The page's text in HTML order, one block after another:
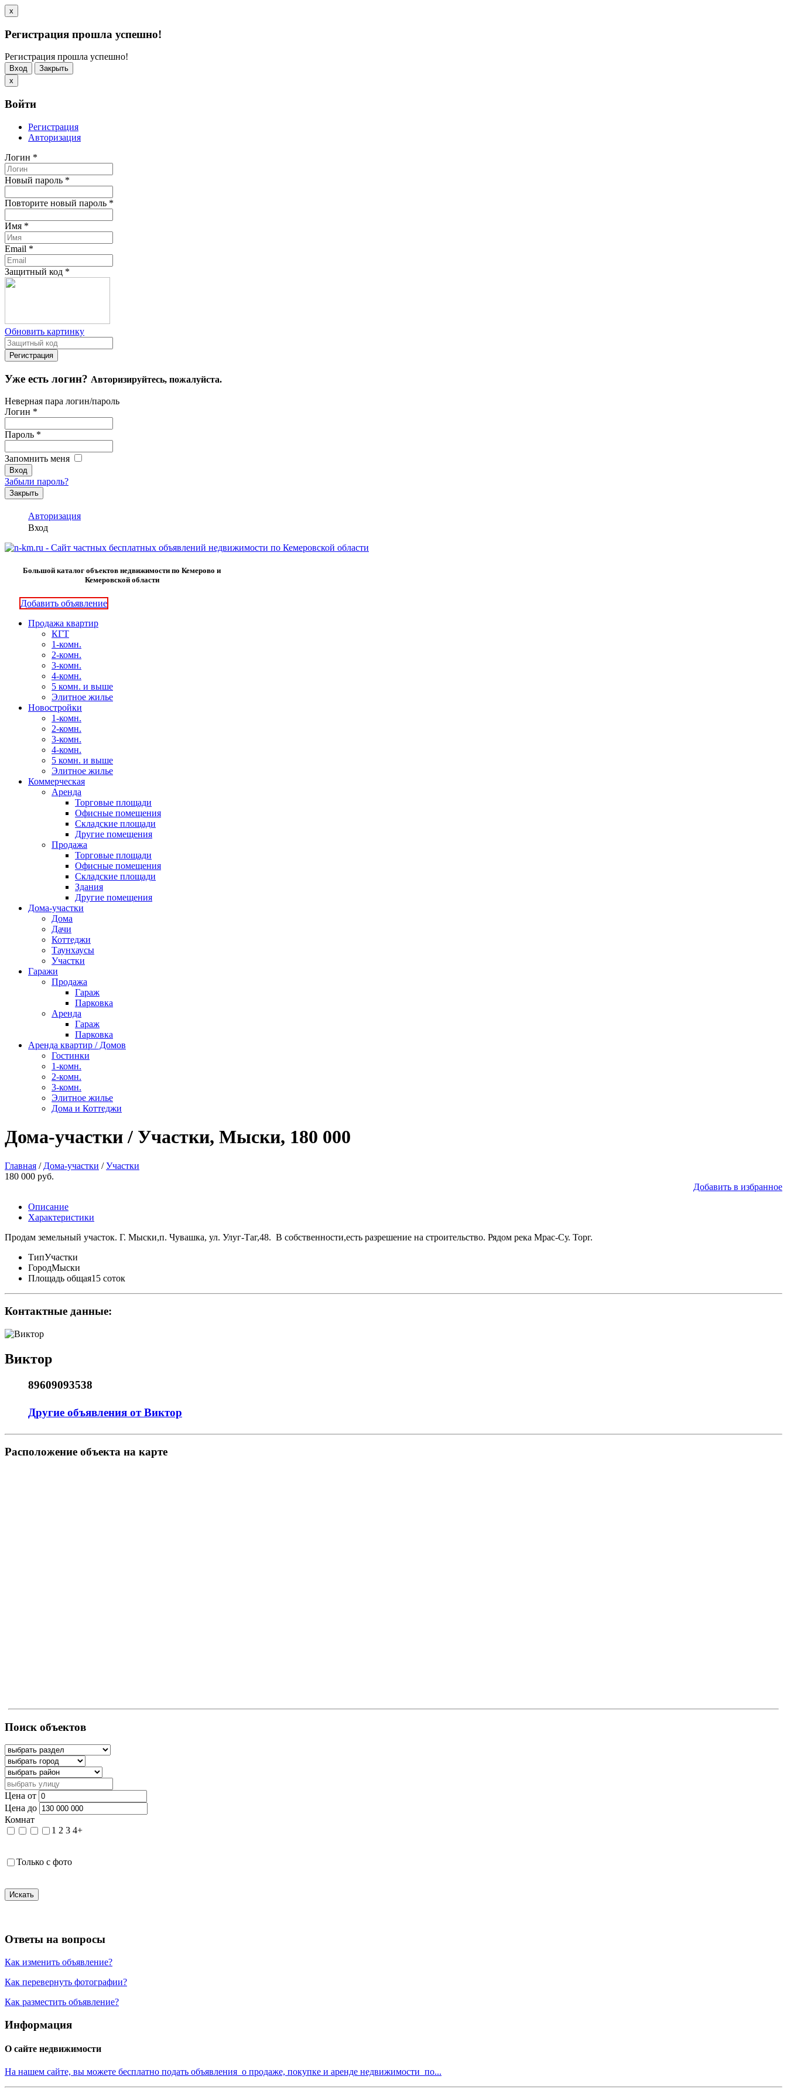
x
Регистрация прошла успешно!
Регистрация прошла успешно!
Вход
Закрыть
x
Войти
Регистрация
Авторизация
Логин *
Новый пароль *
Повторите новый пароль *
Имя *
Email *
Защитный код *
Обновить картинку
Уже есть логин? Авторизируйтесь, пожалуйста.
Неверная пара логин/пароль
Логин *
Пароль *
Запомнить меня
Забыли пароль?
Закрыть
Авторизация
Вход
Большой каталог объектов недвижимости по Кемерово и
Кемеровской области
Добавить объявление
Продажа квартир
КГТ
1-комн.
2-комн.
3-комн.
4-комн.
5 комн. и выше
Элитное жилье
Новостройки
1-комн.
2-комн.
3-комн.
4-комн.
5 комн. и выше
Элитное жилье
Коммерческая
Аренда
Торговые площади
Офисные помещения
Складские площади
Другие помещения
Продажа
Торговые площади
Офисные помещения
Складские площади
Здания
Другие помещения
Дома-участки
Дома
Дачи
Коттеджи
Таунхаусы
Участки
Гаражи
Продажа
Гараж
Парковка
Аренда
Гараж
Парковка
Аренда квартир / Домов
Гостинки
1-комн.
2-комн.
3-комн.
Элитное жилье
Дома и Коттеджи
Дома-участки / Участки, Мыски, 180 000
Главная / Дома-участки /Участки
180 000 руб.
Добавить в избранное
Описание
Характеристики
Продам земельный участок. Г. Мыски,п. Чувашка, ул. Улуг-Таг,48. В собственности,есть разрешение на строительство. Рядом река Мрас-Су. Торг.
ТипУчастки
ГородМыски
Площадь общая15 соток
Контактные данные:
Виктор
89609093538
Другие объявления от Виктор
Pасположение объекта на карте
Поиск объектов
Цена от
Цена до
Комнат
1 2 3 4+
Только с фото
Искать
Ответы на вопросы
Как изменить объявление?
Как перевернуть фотографии?
Как разместить объявление?
Информация
О сайте недвижимости
На нашем сайте, вы можете бесплатно подать объявления о продаже, покупке и аренде недвижимости по...